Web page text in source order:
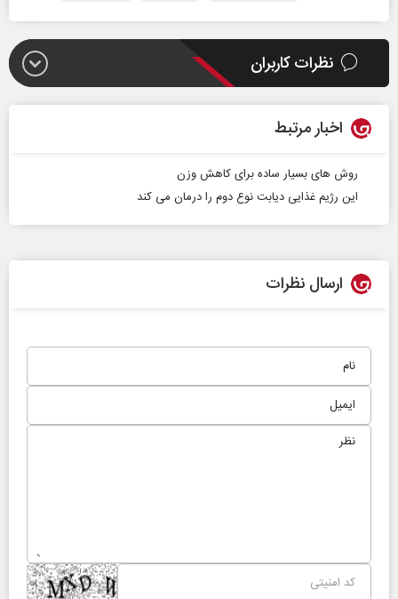
نظرات کاربران
اخبار مرتبط
روش های بسیار ساده برای کاهش وزن
این رژیم غذایی دیابت نوع دوم را درمان می کند
ارسال نظرات